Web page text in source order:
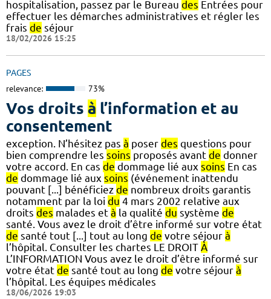
hospitalisation, passez par le Bureau des Entrées pour
effectuer les démarches administratives et régler les
frais de séjour
18/02/2026 15:25
PAGES
relevance: 73%
Vos droits à l’information et au
consentement
exception. N’hésitez pas à poser des questions pour
bien comprendre les soins proposés avant de donner
votre accord. En cas de dommage lié aux soins En cas
de dommage lié aux soins (événement inattendu
pouvant [...] bénéficiez de nombreux droits garantis
notamment par la loi du 4 mars 2002 relative aux
droits des malades et à la qualité du système de
santé. Vous avez le droit d’être informé sur votre état
de santé tout [...] tout au long de votre séjour à
l’hôpital. Consulter les chartes LE DROIT À
L’INFORMATION Vous avez le droit d’être informé sur
votre état de santé tout au long de votre séjour à
l’hôpital. Les équipes médicales
18/06/2026 19:03